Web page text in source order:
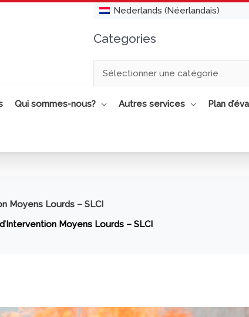
Nederlands (Néerlandais)
Categories
Qui sommes-nous? Autres services Plan
Moyens Lourds – SLCI
Moyens Lourds – SLCI